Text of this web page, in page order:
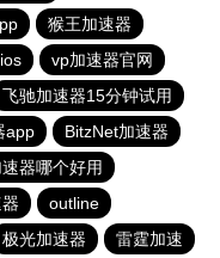
猴王加速器
vp加速器官网
飞驰加速器15分钟试用
app
BitzNet加速器
速器哪个好用
outline
极光加速器 雷霆加速